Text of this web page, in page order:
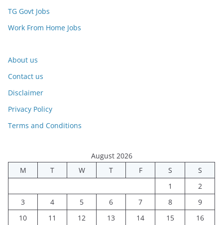
TG Govt Jobs
Work From Home Jobs
About us
Contact us
Disclaimer
Privacy Policy
Terms and Conditions
August 2026
M
T W T F S
S
1
2
3
4 5 6 7 8
9
10
11 12 13 14 15 16